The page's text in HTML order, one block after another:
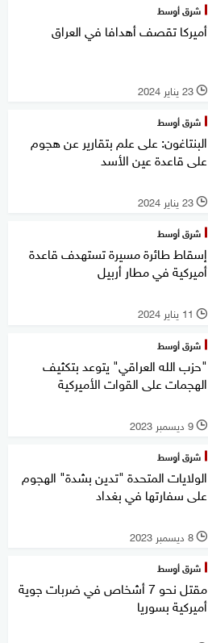
شرق أوسط
أميركا تقصف أهدافا في العراق
l 23 يناير 2024
شرق أوسط
البنتاغون: على علم بتقارير عن هجوم
على قاعدة عين الأسد
l 23 يناير 2024
شرق أوسط
إسقاط طائرة مسيرة تستهدف قاعدة
أميركية في مطار أربيل
l 11 يناير 2024
شرق أوسط
"حزب الله العراقي" يتوعد بتكثيف
الهجمات على القوات الأميركية
l 9 ديسمبر 2023
شرق أوسط
الولايات المتحدة "تدين بشدة" الهجوم
على سفارتها في بغداد
l 8 ديسمبر 2023
شرق أوسط
مقتل نحو 7 أشخاص في ضربات جوية
أميركية بسوريا